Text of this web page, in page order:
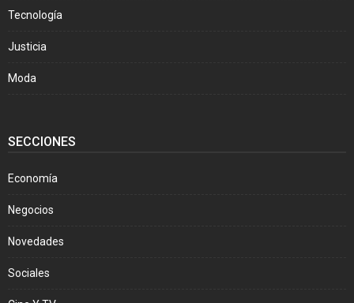
Tecnología
Justicia
Moda
SECCIONES
Economía
Negocios
Novedades
Sociales